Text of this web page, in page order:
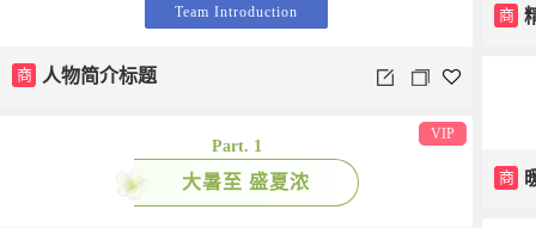
商
Team Introduction
商 人物简介标题
商
Part. 1
大暑至 盛夏浓
VIP